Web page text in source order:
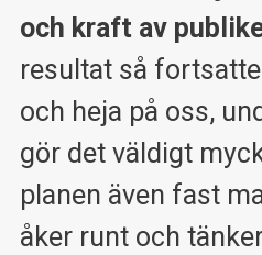
och kraft av
resultat så
och heja på oss,
gör det väldigt
planen även fast
åker runt och